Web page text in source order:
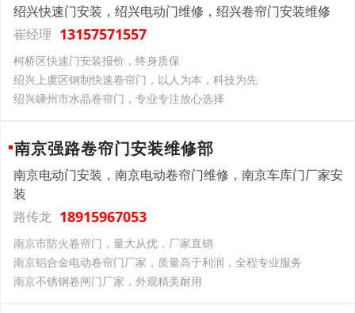
绍兴快速门安装，绍兴电动门维修，绍兴卷帘门安装维修
崔经理 13157571557
柯桥区快速门安装报价，终身质保
绍兴上虞区钢制快速卷帘门，以人为本，科技为先
绍兴嵊州市水晶卷帘门，专业专注放心选择
南京强路卷帘门安装维修部
南京电动门安装，南京电动卷帘门维修，南京车库门厂家安
装
路传龙 18915967053
南京市防火卷帘门，量大从优，厂家直销
南京铝合金电动卷帘门厂家，质量高于利润，全程专业服务
南京不锈钢卷闸门厂家，外观精美耐用